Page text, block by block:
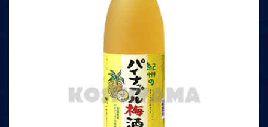
YouTubeご覧ください
「取り組みについて」
J:COMで特集されまし